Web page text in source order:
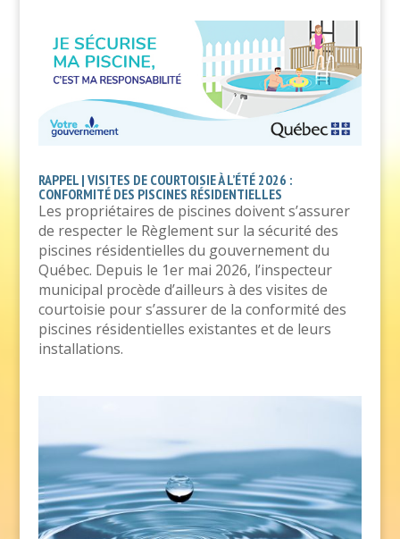
RAPPEL | VISITES DE COURTOISIE À L’ÉTÉ 2026 :
CONFORMITÉ DES PISCINES RÉSIDENTIELLES
Les propriétaires de piscines doivent s’assurer
de respecter le Règlement sur la sécurité des
piscines résidentielles du gouvernement du
Québec. Depuis le 1er mai 2026, l’inspecteur
municipal procède d’ailleurs à des visites de
courtoisie pour s’assurer de la conformité des
piscines résidentielles existantes et de leurs
installations.